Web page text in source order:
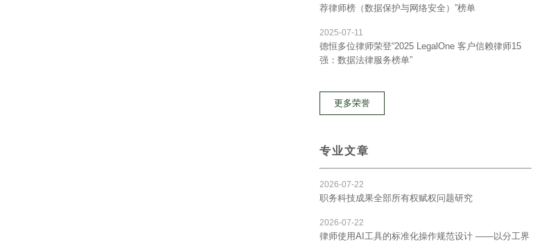
荐律师榜（数据保护与网络安全）”榜单
2025-07-11
德恒多位律师荣登“2025 LegalOne 客户信赖律师15
强：数据法律服务榜单”
更多荣誉
专业文章
2026-07-22
职务科技成果全部所有权赋权问题研究
2026-07-22
律师使用AI工具的标准化操作规范设计 ——以分工界